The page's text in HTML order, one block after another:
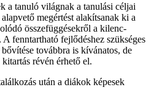
a tanuló világnak a tanulási céljai
megértést alakítsanak ki a
összefüggésekről a kilenc-
fenntartható fejlődéshez szükséges
továbbra is kívánatos, de
révén érhető el.
után a diákok képesek